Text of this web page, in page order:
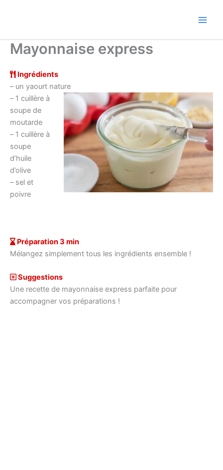
Mayonnaise express
Ingrédients
– un yaourt nature
– 1 cuillère à
soupe de
moutarde
– 1 cuillère à
soupe
d’huile
d’olive
– sel et
poivre
Préparation 3 min
Mélangez simplement tous les ingrédients ensemble !
Suggestions
Une recette de mayonnaise express parfaite pour
accompagner vos préparations !